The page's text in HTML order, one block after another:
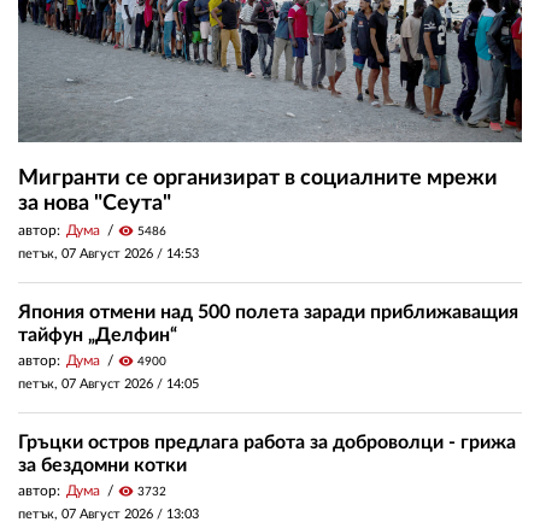
Мигранти се организират в социалните мрежи
за нова "Сеута"
автор: Дума visibility 5486
петък, 07 Август 2026 / 14:53
Япония отмени над 500 полета заради приближаващия
тайфун „Делфин“
автор: Дума visibility 4900
петък, 07 Август 2026 / 14:05
Гръцки остров предлага работа за доброволци - грижа
за бездомни котки
автор: Дума visibility 3732
петък, 07 Август 2026 / 13:03